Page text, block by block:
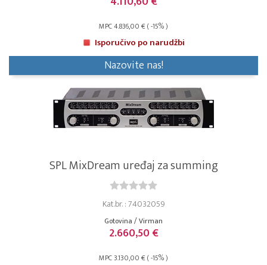
MPC 4.836,00 € ( -15% )
Isporučivo po narudžbi
Nazovite nas!
SPL MixDream uređaj za summing
Kat.br. : 74032059
Gotovina / Virman
2.660,50 €
MPC 3.130,00 € ( -15% )